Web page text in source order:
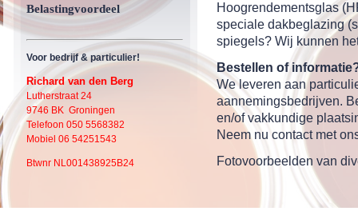
Belastingvoordeel
Voor bedrijf & particulier!
Richard van den Berg
Lutherstraat 24
9746 BK Groningen
Telefoon 050 5568382
Mobiel 06 54251543
Btwnr NL001438925B24
Hoogrendementsglas
speciale dakbeglazing
spiegels? Wij kunnen
Bestellen of
We leveren aan
aannemingsbedrijven.
en/of vakkundige
Neem nu contact met
Fotovoorbeelden van